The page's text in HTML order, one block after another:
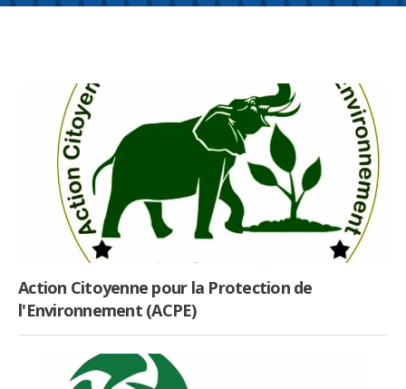
Action Citoyenne pour la Protection de
l'Environnement (ACPE)